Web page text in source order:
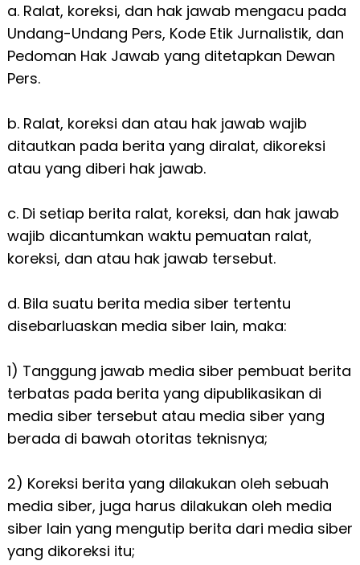
a. Ralat, koreksi, dan hak jawab mengacu pada
Undang-Undang Pers, Kode Etik Jurnalistik, dan
Pedoman Hak Jawab yang ditetapkan Dewan
Pers.
b. Ralat, koreksi dan atau hak jawab wajib
ditautkan pada berita yang diralat, dikoreksi
atau yang diberi hak jawab.
c. Di setiap berita ralat, koreksi, dan hak jawab
wajib dicantumkan waktu pemuatan ralat,
koreksi, dan atau hak jawab tersebut.
d. Bila suatu berita media siber tertentu
disebarluaskan media siber lain, maka:
1) Tanggung jawab media siber pembuat berita
terbatas pada berita yang dipublikasikan di
media siber tersebut atau media siber yang
berada di bawah otoritas teknisnya;
2) Koreksi berita yang dilakukan oleh sebuah
media siber, juga harus dilakukan oleh media
siber lain yang mengutip berita dari media siber
yang dikoreksi itu;